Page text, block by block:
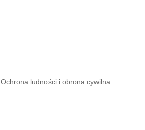
Ochrona ludności i obrona cywilna